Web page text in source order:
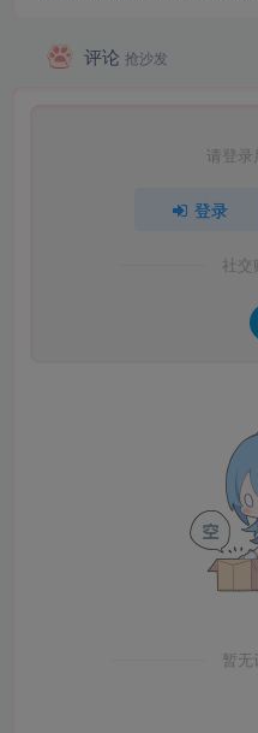
评论 抢沙发
请登
登录
社交
暂无